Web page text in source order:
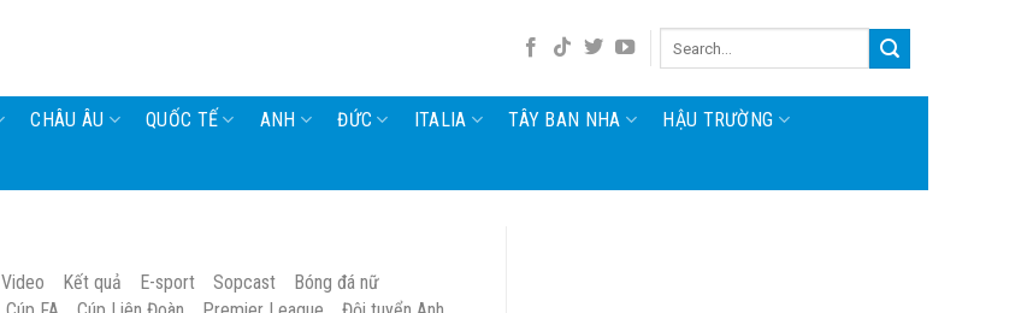
CHÂU ÂU QUỐC TẾ ANH ĐỨC ITALIA TÂY BAN NHA HẬU TRƯỜNG
Video Kết quả E-sport Sopcast
Bóng đá nữ